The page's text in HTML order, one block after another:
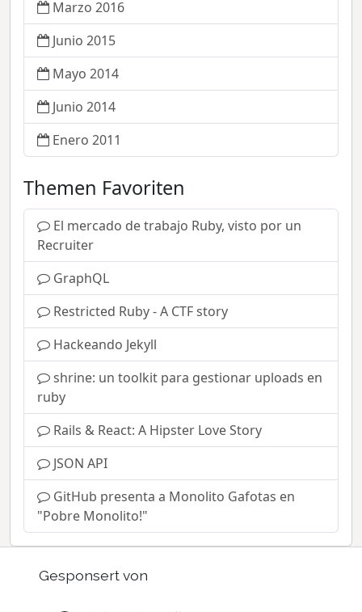
Marzo 2016
Junio 2015
Mayo 2014
Junio 2014
Enero 2011
Themen Favoriten
El mercado de trabajo Ruby, visto por un
Recruiter
GraphQL
Restricted Ruby - A CTF story
Hackeando Jekyll
shrine: un toolkit para gestionar uploads en
ruby
Rails & React: A Hipster Love Story
JSON API
GitHub presenta a Monolito Gafotas en
"Pobre Monolito!"
Gesponsert von